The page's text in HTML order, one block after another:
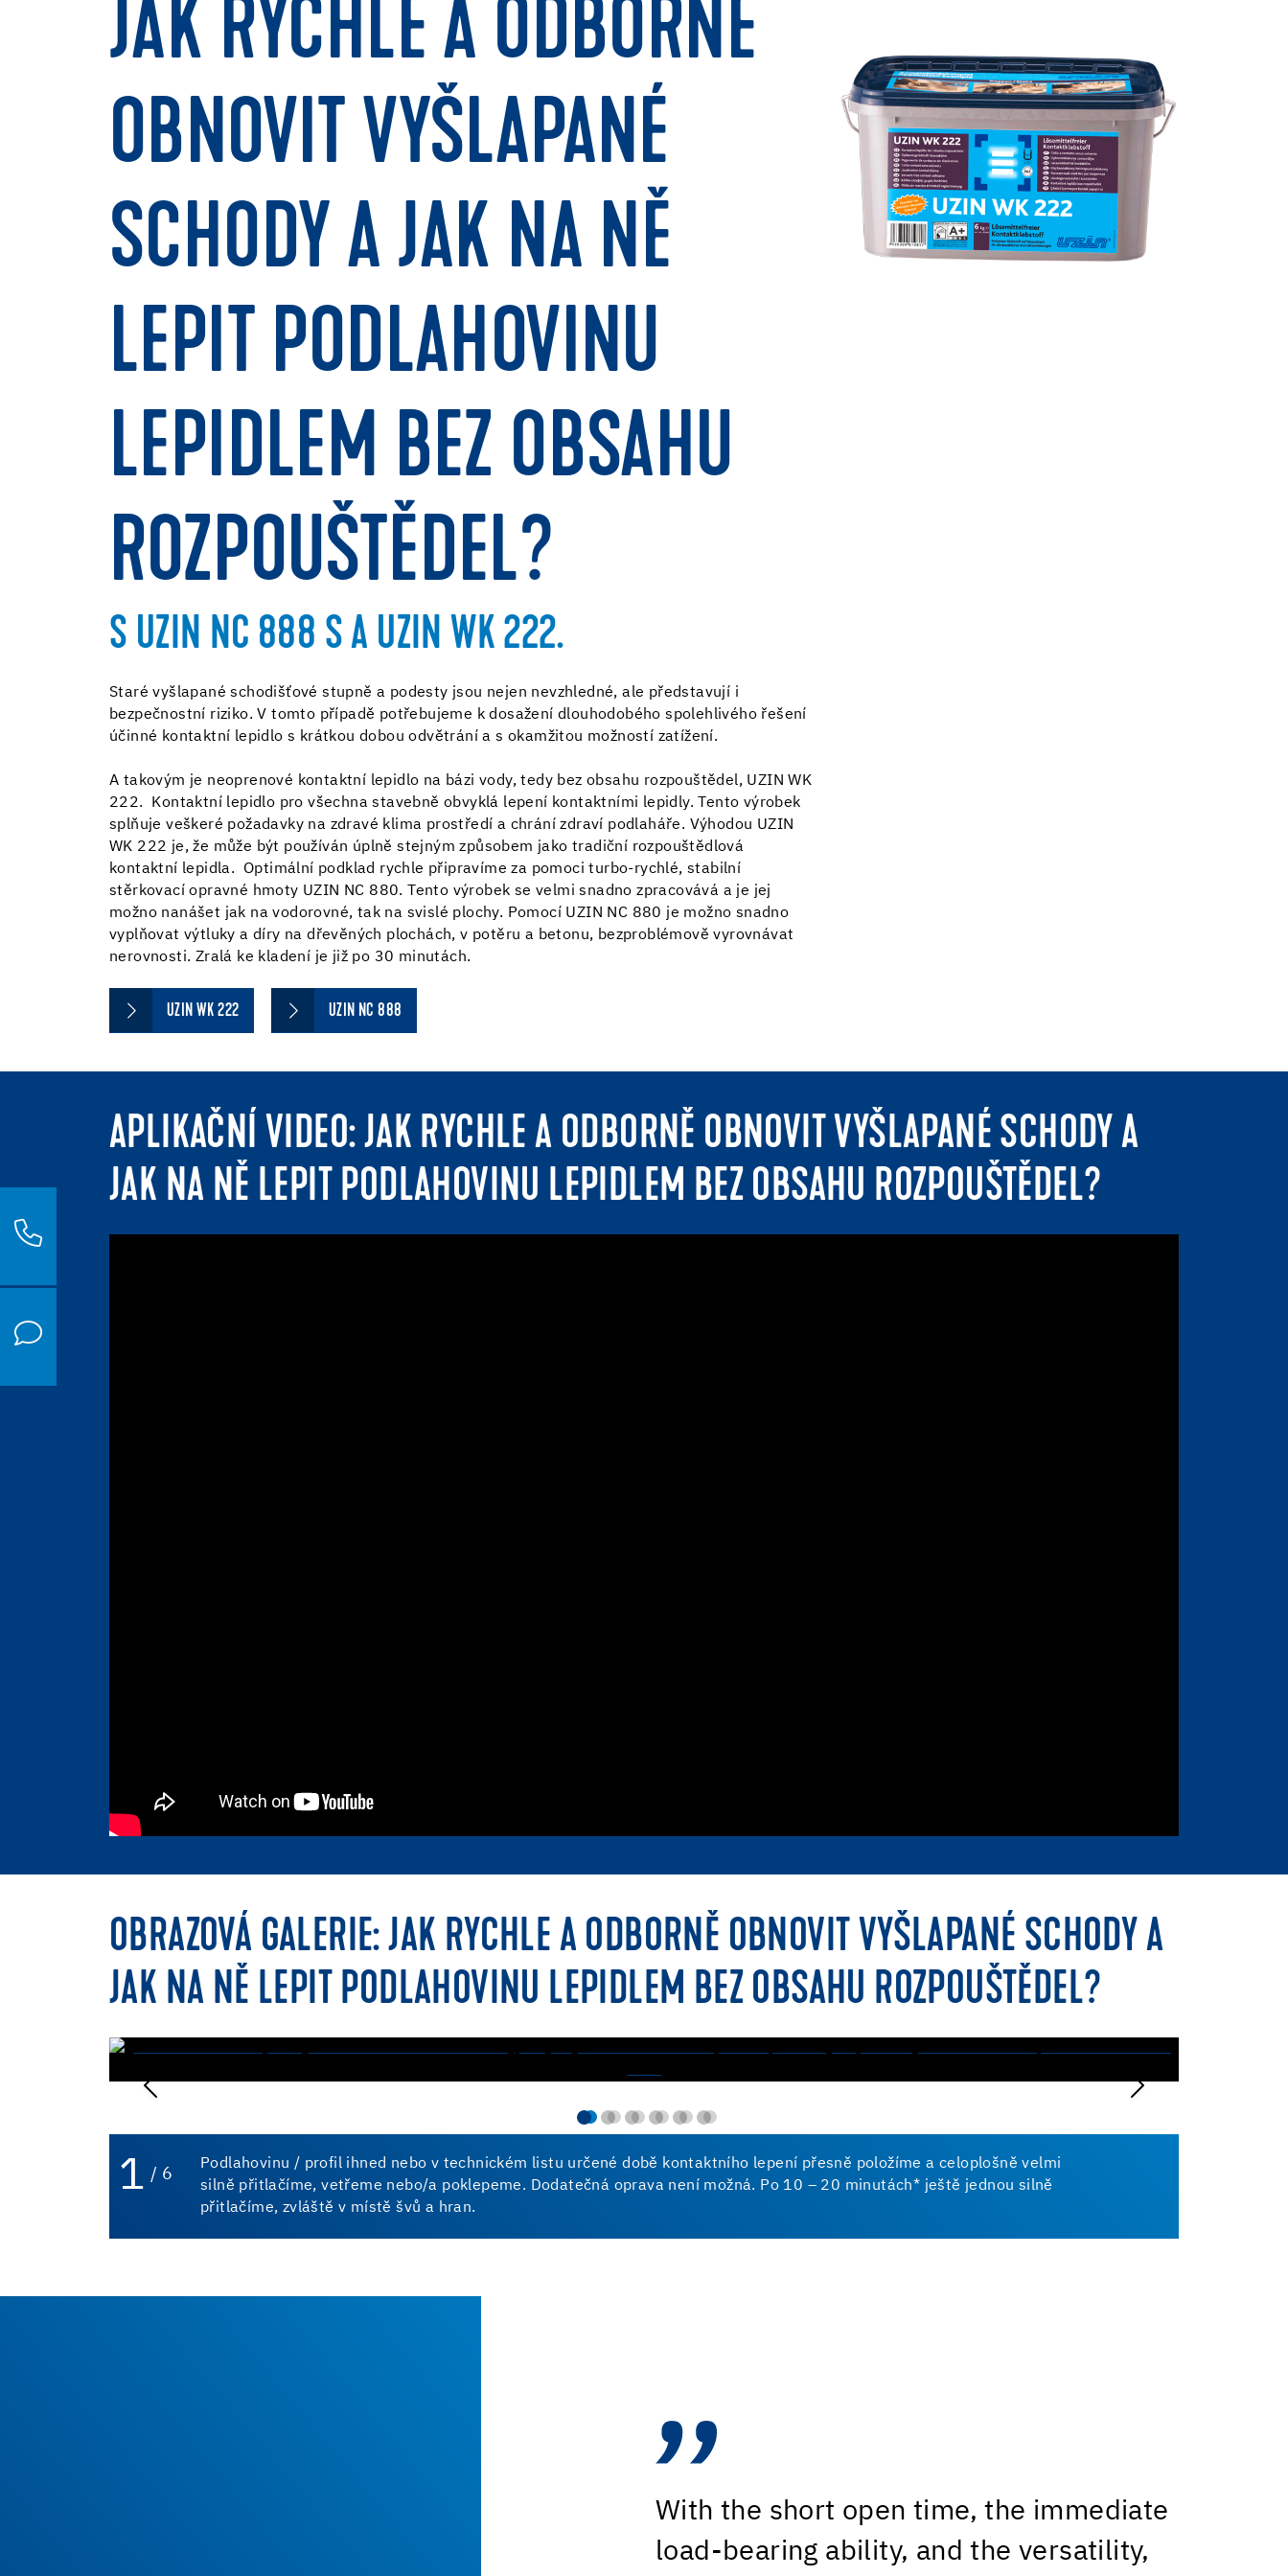
JAK RYCHLE A ODBORNĚ
OBNOVIT VYŠLAPANÉ
SCHODY A JAK NA NĚ
LEPIT PODLAHOVINU
LEPIDLEM BEZ OBSAHU
ROZPOUŠTĚDEL?
S UZIN NC 888 S A UZIN WK 222.
Staré vyšlapané schodišťové stupně a podesty jsou nejen nevzhledné, ale představují i
bezpečnostní riziko. V tomto případě potřebujeme k dosažení dlouhodobého spolehlivého řešení
účinné kontaktní lepidlo s krátkou dobou odvětrání a s okamžitou možností zatížení.
A takovým je neoprenové kontaktní lepidlo na bázi vody, tedy bez obsahu rozpouštědel, UZIN WK
222. Kontaktní lepidlo pro všechna stavebně obvyklá lepení kontaktními lepidly. Tento výrobek
splňuje veškeré požadavky na zdravé klima prostředí a chrání zdraví podlaháře. Výhodou UZIN
WK 222 je, že může být používán úplně stejným způsobem jako tradiční rozpouštědlová
kontaktní lepidla. Optimální podklad rychle připravíme za pomoci turbo-rychlé, stabilní
stěrkovací opravné hmoty UZIN NC 880. Tento výrobek se velmi snadno zpracovává a je jej
možno nanášet jak na vodorovné, tak na svislé plochy. Pomocí UZIN NC 880 je možno snadno
vyplňovat výtluky a díry na dřevěných plochách, v potěru a betonu, bezproblémově vyrovnávat
nerovnosti. Zralá ke kladení je již po 30 minutách.
UZIN WK 222 UZIN NC 888
APLIKAČNÍ VIDEO: JAK RYCHLE A ODBORNĚ OBNOVIT VYŠLAPANÉ SCHODY A
JAK NA NĚ LEPIT PODLAHOVINU LEPIDLEM BEZ OBSAHU ROZPOUŠTĚDEL?
OBRAZOVÁ GALERIE: JAK RYCHLE A ODBORNĚ OBNOVIT VYŠLAPANÉ SCHODY A
JAK NA NĚ LEPIT PODLAHOVINU LEPIDLEM BEZ OBSAHU ROZPOUŠTĚDEL?
1 / 6
Podlahovinu / profil ihned nebo v technickém listu určené době kontaktního lepení přesně položíme a celoplošně velmi
silně přitlačíme, vetřeme nebo/a poklepeme. Dodatečná oprava není možná. Po 10 – 20 minutách* ještě jednou silně
přitlačíme, zvláště v místě švů a hran.
With the short open time, the immediate
load-bearing ability, and the versatility,